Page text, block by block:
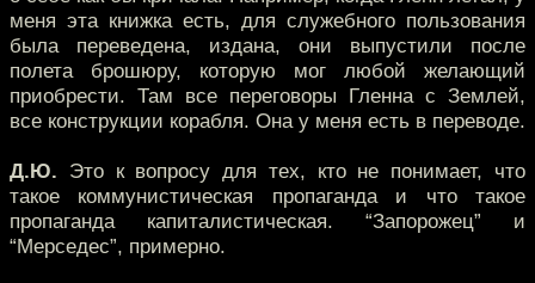
меня эта книжка есть, для служебного пользования
была переведена, издана, они выпустили после
полета брошюру, которую мог любой желающий
приобрести. Там все переговоры Гленна с Землей,
все конструкции корабля. Она у меня есть в переводе.
Д.Ю. Это к вопросу для тех, кто не понимает, что
такое коммунистическая пропаганда и что такое
пропаганда капиталистическая. “Запорожец” и
“Мерседес”, примерно.